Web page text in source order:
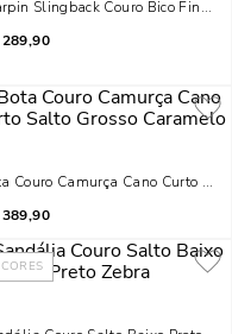
Marrom
Slingback Couro Bico Fino
289,90
Bico Fino
Couro Camurça Cano Curto
389,90
CORES